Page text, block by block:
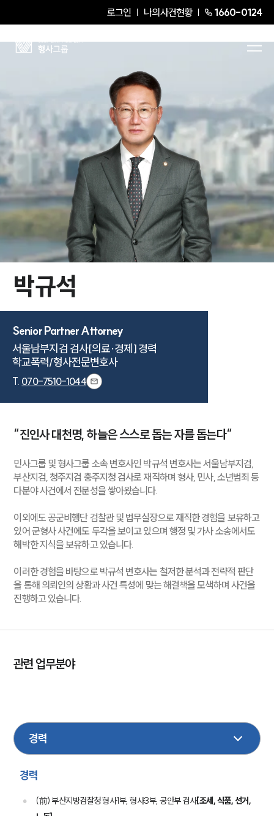
로그인 나의사건현황 1660-0124
박규석Senior Partner Attorney
박규석
Senior Partner Attorney
서울남부지검 검사[의료·경제] 경력
학교폭력/형사전문변호사
T. 070-7510-1044
“진인사 대천명, 하늘은 스스로 돕는 자를 돕는다“
민사그룹 및 형사그룹 소속 변호사인 박규석 변호사는 서울남부지검,
부산지검, 청주지검 충주지청 검사로 재직하며 형사, 민사, 소년범죄 등
다분야 사건에서 전문성을 쌓아왔습니다.
이외에도 공군비행단 검찰관 및 법무실장으로 재직한 경험을 보유하고
있어 군형사 사건에도 두각을 보이고 있으며 행정 및 가사 소송에서도
해박한 지식을 보유하고 있습니다.
이러한 경험을 바탕으로 박규석 변호사는 철저한 분석과 전략적 판단
을 통해 의뢰인의 상황과 사건 특성에 맞는 해결책을 모색하며 사건을
진행하고 있습니다.
관련 업무분야
헌법행정
경력
(前) 부산지방검찰청 형사1부, 형사3부, 공안부 검사[조세, 식품, 선거,